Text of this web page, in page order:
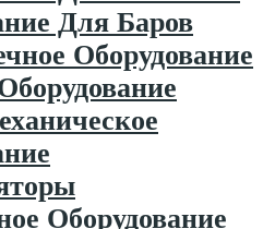
Для Баров
Оборудование
Оборудование